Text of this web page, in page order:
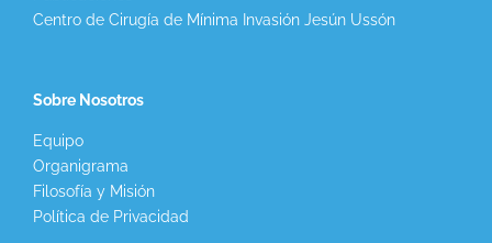
Centro de Cirugía de Mínima Invasión Jesún Ussón
Sobre Nosotros
Equipo
Organigrama
Filosofía y Misión
Política de Privacidad